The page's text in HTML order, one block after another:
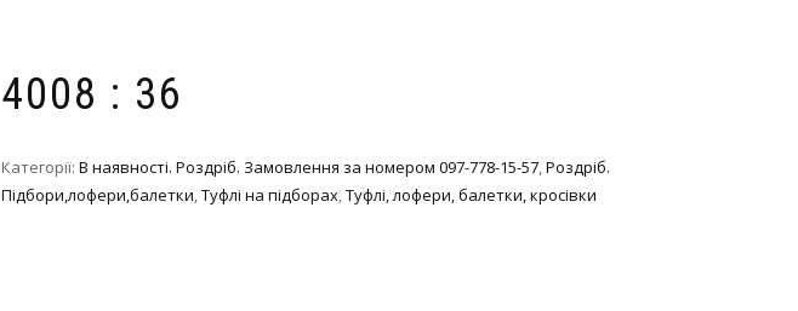
4008 : 36
Категорії: В наявності. Роздріб. Замовлення за номером 097-778-15-57,Роздріб.
Підбори,лофери,балетки,Туфлі на підборах,Туфлі, лофери, балетки, кросівки